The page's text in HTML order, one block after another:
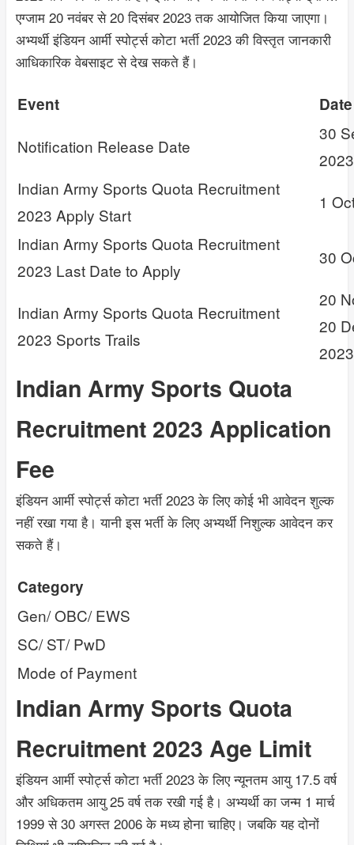
एग्जाम 20 नवंबर से 20 दिसंबर 2023 तक आयोजित किया जाएगा।
अभ्यर्थी इंडियन आर्मी स्पोर्ट्स कोटा भर्ती 2023 की विस्तृत जानकारी
आधिकारिक वेबसाइट से देख सकते हैं।
Event
Date
Notification Release Date
30
2023
Indian Army Sports Quota Recruitment
2023 Apply Start
1
Indian Army Sports Quota Recruitment
2023 Last Date to Apply
30
Indian Army Sports Quota Recruitment
2023 Sports Trails
20
20
2023
Indian Army Sports Quota
Recruitment 2023 Application
Fee
इंडियन आर्मी स्पोर्ट्स कोटा भर्ती 2023 के लिए कोई भी आवेदन शुल्क
नहीं रखा गया है। यानी इस भर्ती के लिए अभ्यर्थी निशुल्क आवेदन कर
सकते हैं।
Category
Gen/ OBC/ EWS
SC/ ST/ PwD
Mode of Payment
Indian Army Sports Quota
Recruitment 2023 Age Limit
इंडियन आर्मी स्पोर्ट्स कोटा भर्ती 2023 के लिए न्यूनतम आयु 17.5 वर्ष
और अधिकतम आयु 25 वर्ष तक रखी गई है। अभ्यर्थी का जन्म 1 मार्च
1999 से 30 अगस्त 2006 के मध्य होना चाहिए। जबकि यह दोनों